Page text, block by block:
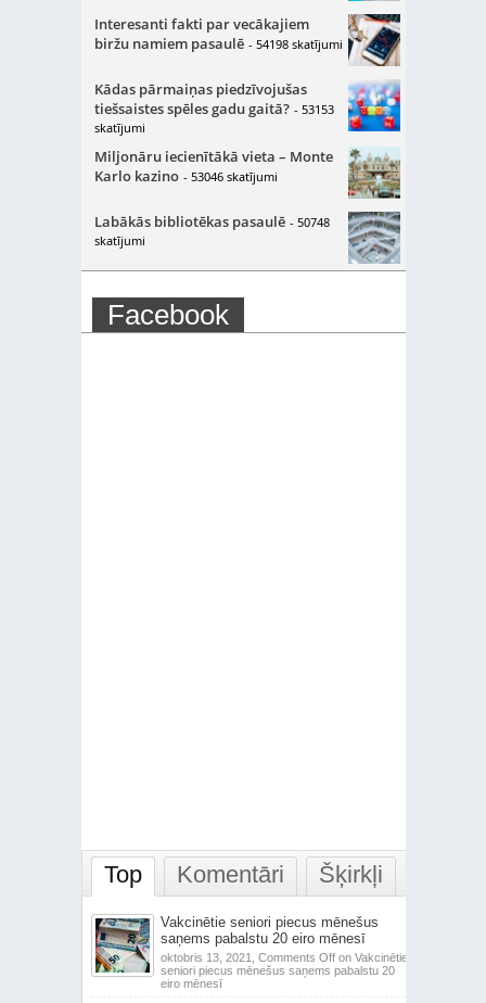
Interesanti fakti par vecākajiem
biržu namiem pasaulē - 54198 skatījumi
Kādas pārmaiņas piedzīvojušas
tiešsaistes spēles gadu gaitā? - 53153
skatījumi
Miljonāru iecienītākā vieta – Monte
Karlo kazino - 53046 skatījumi
Labākās bibliotēkas pasaulē - 50748
skatījumi
Facebook
Top Komentāri Šķirkļi
Vakcinētie seniori piecus mēnešus
saņems pabalstu 20 eiro mēnesī
oktobris 13, 2021, Comments Offon Vakcinētie
seniori piecus mēnešus saņems pabalstu 20
eiro mēnesī